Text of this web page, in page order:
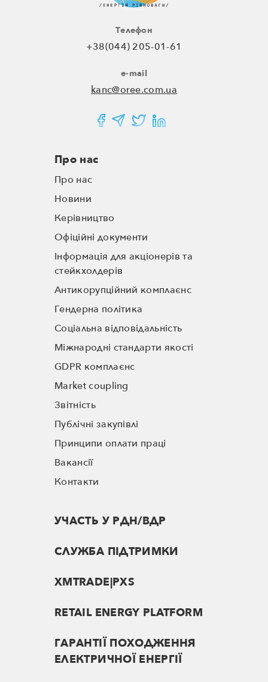
Телефон
+38(044) 205-01-61
e-mail
kanc@oree.com.ua
Про нас
Про нас
Новини
Керівництво
Офіційні документи
Інформація для акціонерів та
стейкхолдерів
Антикорупційний комплаєнс
Гендерна політика
Соціальна відповідальність
Міжнародні стандарти якості
GDPR комплаєнс
Market coupling
Звітність
Публічні закупівлі
Принципи оплати праці
Вакансії
Контакти
УЧАСТЬ У РДН/ВДР
СЛУЖБА ПІДТРИМКИ
XMTRADE|PXS
RETAIL ENERGY PLATFORM
ГАРАНТІЇ ПОХОДЖЕННЯ
ЕЛЕКТРИЧНОЇ ЕНЕРГІЇ